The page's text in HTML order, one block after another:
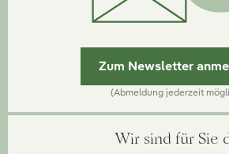
Zum Newsletter
(Abmeldung jederzeit
Wir sind für Sie